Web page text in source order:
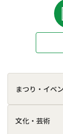
まつり・イベ
文化・芸術